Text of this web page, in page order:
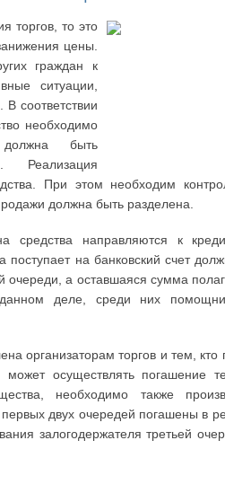
торгов, то это
цены.
граждан к
ситуации,
соответствии
необходимо
быть
Реализация
При этом необходим
должна быть разделена.
средства направляются к
на банковский счет
очереди, а оставшаяся сумма
деле, среди них
организаторам торгов и тем, кто
осуществлять погашение
необходимо также
двух очередей погашены в
залогодержателя третьей